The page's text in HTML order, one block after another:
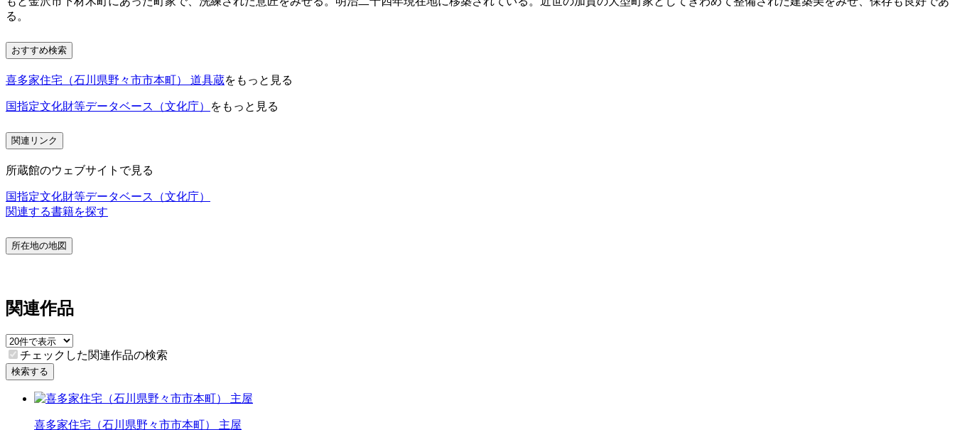
る。
おすすめ検索
喜多家住宅（石川県野々市市本町） 道具蔵をもっと見る
国指定文化財等データベース（文化庁） をもっと見る
関連リンク
所蔵館のウェブサイトで見る
国指定文化財等データベース（文化庁）
関連する書籍を探す
所在地の地図
関連作品
チェックした関連作品の検索
検索する
喜多家住宅（石川県野々市市本町） 主屋